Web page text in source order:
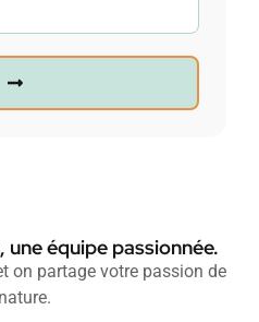
une équipe passionnée.
on partage votre passion de